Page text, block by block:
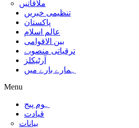
ملاقاتیں
تنظیمی خبریں
پاکستان
عالم اسلام
بین الاقوامی
ترقیاتی منصوبے
آرٹیکلز
ہمارے بارے میں
Menu
ہوم پیج
قیادت
بیانات